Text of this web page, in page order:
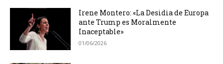
Irene Montero: «La Desidia de Europa
ante Trump es Moralmente
Inaceptable»
01/06/2026